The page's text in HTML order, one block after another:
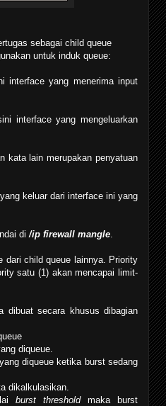
sebagai child queue
untuk induk queue:
interface yang menerima input
interface yang mengeluarkan
kata lain merupakan penyatuan
keluar dari interface ini yang
di /ip firewall mangle
dari child queue lainnya. Priority
satu (1) akan mencapai limit-
dibuat secara khusus dibagian
diqueue.
diqueue ketika burst sedang
dikalkulasikan.
burst thresholdmaka burst